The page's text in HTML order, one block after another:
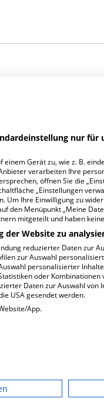
nur
Gerät zu, wie z. B.
verarbeiten Ihre
öffnen Sie die
„Einstellungen
Um Ihre Einwilligung zu
den Menüpunkt „Meine
mitgeteilt und haben
Website zu
reduzierter Daten zur
zur Auswahl
personalisierter
oder
Daten zur Auswahl von
USA gesendet werden.
App.